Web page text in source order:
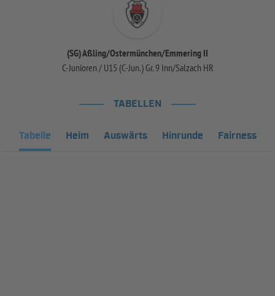
(SG) Aßling/Ostermünchen/Emmering II
C-Junioren / U15 (C-Jun.) Gr. 9 Inn/Salzach HR
TABELLEN
Tabelle Heim Auswärts Hinrunde Fairness